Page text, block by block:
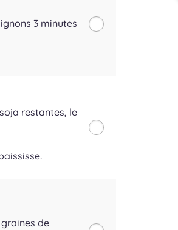
3 minutes
restantes, le
de